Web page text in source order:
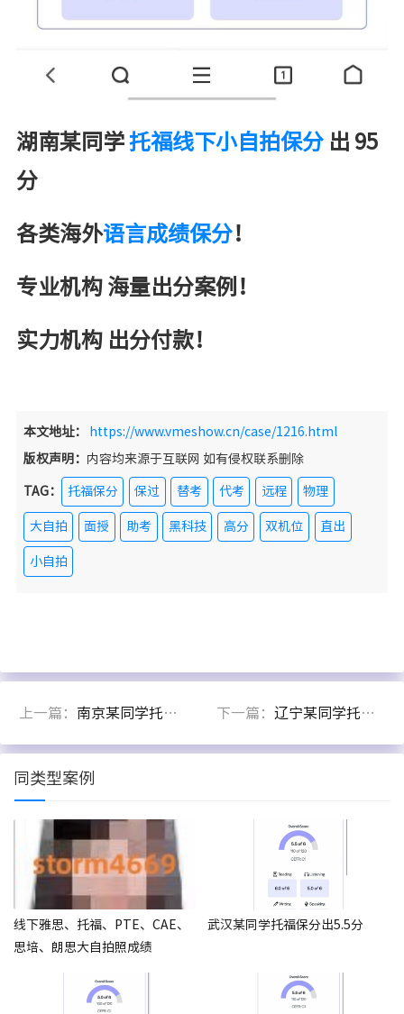
湖南某同学 托福线下小自拍保分出 95
分
各类海外语言成绩保分！
专业机构 海量出分案例！
实力机构 出分付款！
本文地址： https://www.vmeshow.cn/case/1216.html
版权声明： 内容均来源于互联网 如有侵权联系删除
TAG： 托福保分 保过 替考 代考 远程 物理
大自拍 面授 助考 黑科技 高分 双机位 直出
小自拍
上一篇： 南京某同学托福面授出86分 下一篇：辽宁某同学托福家考出96分
同类型案例
线下雅思、托福、PTE、CAE、
思培、朗思大自拍照成绩
武汉某同学托福保分出5.5分